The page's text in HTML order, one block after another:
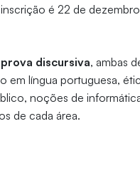
é 22 de
discursiva, ambas
em língua portuguesa,
noções de
de cada área.